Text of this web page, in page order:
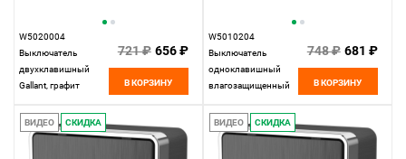
W5020004
Выключатель
двухклавишный
Gallant, графит
4690389164132
721 ₽ 656 ₽
В КОРЗИНУ
W5010204
Выключатель
одноклавишный
влагозащищенный
рифленый Werkel,
4690389164019
748 ₽ 681 ₽
В КОРЗИНУ
ВИДЕО СКИДКА ВИДЕО СКИДКА